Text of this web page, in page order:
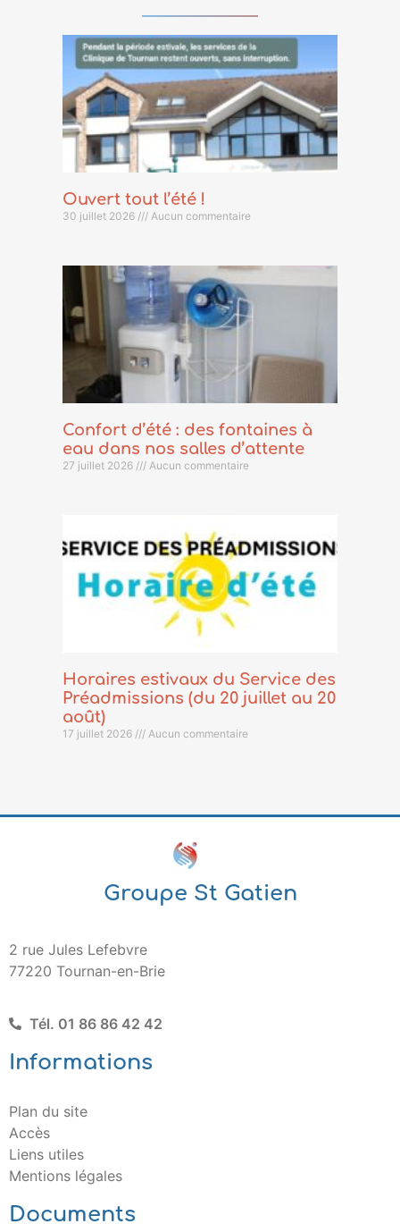
Ouvert tout l’été !
30 juillet 2026 Aucun commentaire
Confort d’été : des fontaines à
eau dans nos salles d’attente
27 juillet 2026 Aucun commentaire
Horaires estivaux du Service des
Préadmissions (du 20 juillet au 20
août)
17 juillet 2026 Aucun commentaire
Groupe St Gatien
2 rue Jules Lefebvre
77220 Tournan-en-Brie
Tél. 01 86 86 42 42
Informations
Plan du site
Accès
Liens utiles
Mentions légales
Documents